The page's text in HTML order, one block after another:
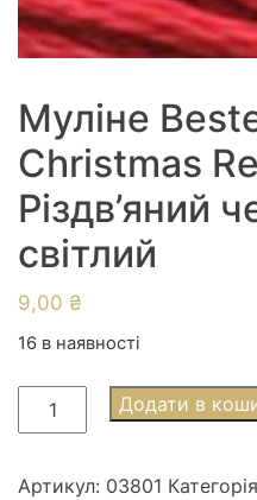
Муліне
Christmas
Різдв’яний
світлий
9,00 ₴
16 в наявності
Муліне
Bestex
Christmas
Додати в
Артикул: 03801